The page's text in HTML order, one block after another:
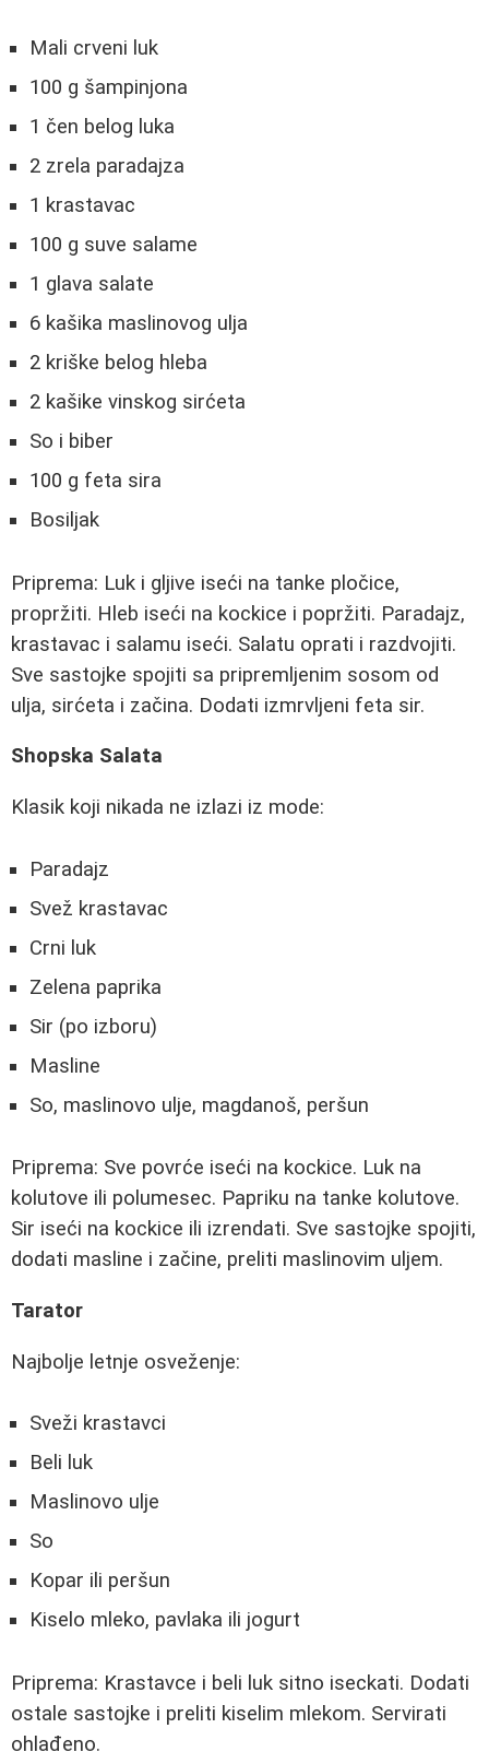
Mali crveni luk
100 g šampinjona
1 čen belog luka
2 zrela paradajza
1 krastavac
100 g suve salame
1 glava salate
6 kašika maslinovog ulja
2 kriške belog hleba
2 kašike vinskog sirćeta
So i biber
100 g feta sira
Bosiljak
Priprema: Luk i gljive iseći na tanke pločice,
propržiti. Hleb iseći na kockice i popržiti. Paradajz,
krastavac i salamu iseći. Salatu oprati i razdvojiti.
Sve sastojke spojiti sa pripremljenim sosom od
ulja, sirćeta i začina. Dodati izmrvljeni feta sir.
Shopska Salata
Klasik koji nikada ne izlazi iz mode:
Paradajz
Svež krastavac
Crni luk
Zelena paprika
Sir (po izboru)
Masline
So, maslinovo ulje, magdanoš, peršun
Priprema: Sve povrće iseći na kockice. Luk na
kolutove ili polumesec. Papriku na tanke kolutove.
Sir iseći na kockice ili izrendati. Sve sastojke spojiti,
dodati masline i začine, preliti maslinovim uljem.
Tarator
Najbolje letnje osveženje:
Sveži krastavci
Beli luk
Maslinovo ulje
So
Kopar ili peršun
Kiselo mleko, pavlaka ili jogurt
Priprema: Krastavce i beli luk sitno iseckati. Dodati
ostale sastojke i preliti kiselim mlekom. Servirati
ohlađeno.